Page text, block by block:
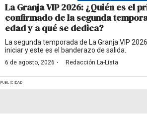
La Granja VIP 2026: ¿Quién es el
confirmado de la segunda
edad y a qué se dedica?
La segunda temporada de La Granja VIP
iniciar y este es el banderazo de salida.
6 de agosto, 2026 · Redacción La-Lista
PUBLICIDAD